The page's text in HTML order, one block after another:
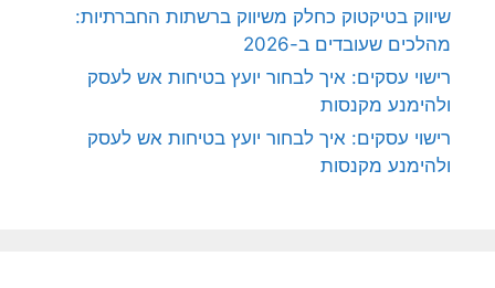
שיווק בטיקטוק כחלק משיווק ברשתות החברתיות:
מהלכים שעובדים ב-2026
רישוי עסקים: איך לבחור יועץ בטיחות אש לעסק
ולהימנע מקנסות
רישוי עסקים: איך לבחור יועץ בטיחות אש לעסק
ולהימנע מקנסות